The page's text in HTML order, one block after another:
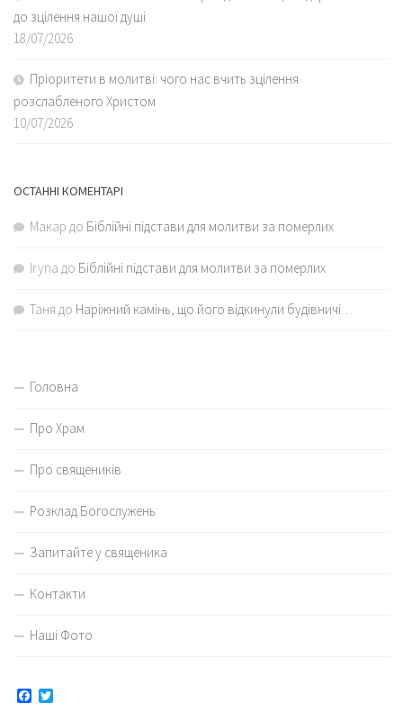
до зцілення нашої душі
18/07/2026
Пріоритети в молитві: чого нас вчить зцілення
розслабленого Христом
10/07/2026
ОСТАННІ КОМЕНТАРІ
Макар до Біблійні підстави для молитви за померлих
Iryna до Біблійні підстави для молитви за померлих
Таня до Наріжний камінь, що його відкинули будівничі…
Головна
Про Храм
Про священиків
Розклад Богослужень
Запитайте у священика
Контакти
Наші Фото
Facebook